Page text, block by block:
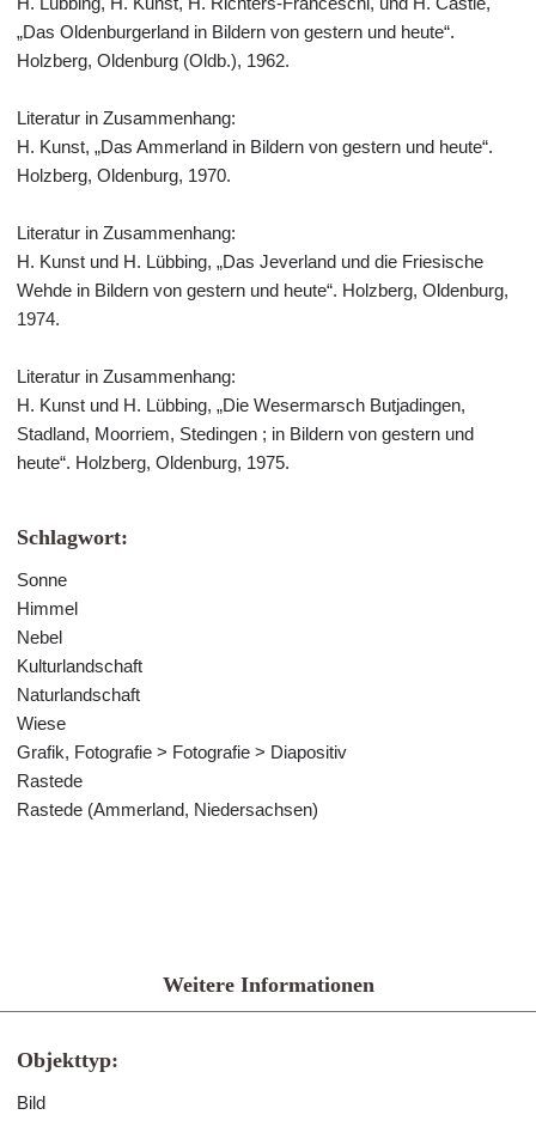
„Das Oldenburgerland in Bildern von gestern und heute“.
Holzberg, Oldenburg (Oldb.), 1962.
Literatur in Zusammenhang:
H. Kunst, „Das Ammerland in Bildern von gestern und heute“.
Holzberg, Oldenburg, 1970.
Literatur in Zusammenhang:
H. Kunst und H. Lübbing, „Das Jeverland und die Friesische
Wehde in Bildern von gestern und heute“. Holzberg, Oldenburg,
1974.
Literatur in Zusammenhang:
H. Kunst und H. Lübbing, „Die Wesermarsch Butjadingen,
Stadland, Moorriem, Stedingen ; in Bildern von gestern und
heute“. Holzberg, Oldenburg, 1975.
Schlagwort:
Sonne
Himmel
Nebel
Kulturlandschaft
Naturlandschaft
Wiese
Grafik, Fotografie > Fotografie > Diapositiv
Rastede
Rastede (Ammerland, Niedersachsen)
Weitere Informationen
Objekttyp:
Bild